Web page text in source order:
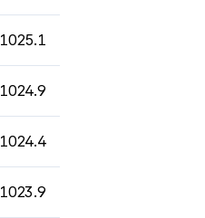
1025.1
1024.9
1024.4
1023.9